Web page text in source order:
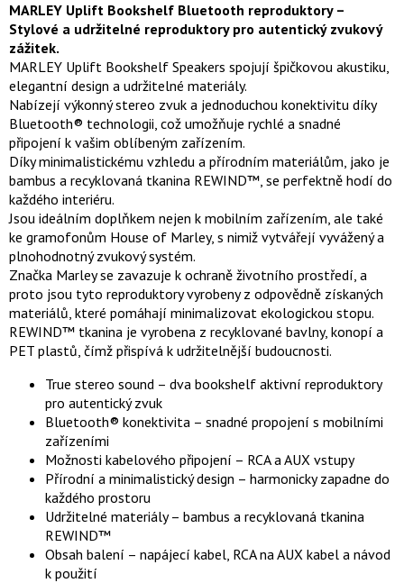
MARLEY Uplift Bookshelf Bluetooth reproduktory –
Stylové a udržitelné reproduktory pro autentický zvukový
zážitek.
MARLEY Uplift Bookshelf Speakers spojují špičkovou akustiku,
elegantní design a udržitelné materiály.
Nabízejí výkonný stereo zvuk a jednoduchou konektivitu díky
Bluetooth® technologii, což umožňuje rychlé a snadné
připojení k vašim oblíbeným zařízením.
Díky minimalistickému vzhledu a přírodním materiálům, jako je
bambus a recyklovaná tkanina REWIND™, se perfektně hodí do
každého interiéru.
Jsou ideálním doplňkem nejen k mobilním zařízením, ale také
ke gramofonům House of Marley, s nimiž vytvářejí vyvážený a
plnohodnotný zvukový systém.
Značka Marley se zavazuje k ochraně životního prostředí, a
proto jsou tyto reproduktory vyrobeny z odpovědně získaných
materiálů, které pomáhají minimalizovat ekologickou stopu.
REWIND™ tkanina je vyrobena z recyklované bavlny, konopí a
PET plastů, čímž přispívá k udržitelnější budoucnosti.
True stereo sound – dva bookshelf aktivní reproduktory
pro autentický zvuk
Bluetooth® konektivita – snadné propojení s mobilními
zařízeními
Možnosti kabelového připojení – RCA a AUX vstupy
Přírodní a minimalistický design – harmonicky zapadne do
každého prostoru
Udržitelné materiály – bambus a recyklovaná tkanina
REWIND™
Obsah balení – napájecí kabel, RCA na AUX kabel a návod
k použití